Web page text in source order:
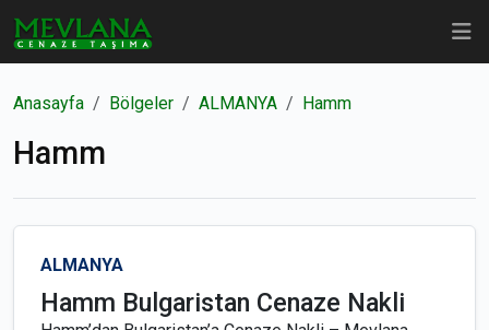
Anasayfa Bölgeler ALMANYA Hamm
Hamm
ALMANYA
Hamm Bulgaristan Cenaze Nakli